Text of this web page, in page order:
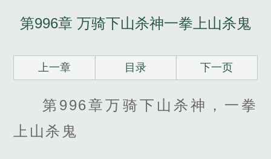
第996章 万骑下山杀神一拳上山杀鬼
上一章 目录 下一页
第996章万骑下山杀神，一拳
上山杀鬼